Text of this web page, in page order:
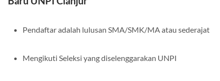
Pendaftar adalah lulusan SMA/SMK/MA atau sederajat
Mengikuti Seleksi yang diselenggarakan UNPI